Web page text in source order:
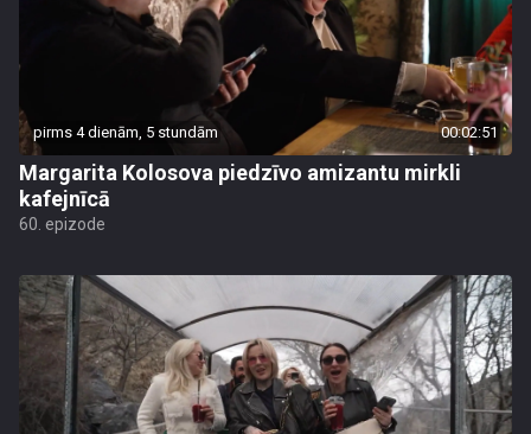
pirms 4 dienām, 5 stundām 00:02:51
Margarita Kolosova piedzīvo amizantu mirkli
kafejnīcā
60. epizode